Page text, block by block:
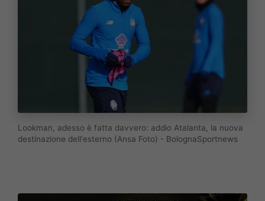
Lookman, adesso è fatta davvero: addio Atalanta, la nuova
destinazione dell'esterno (Ansa Foto) - BolognaSportnews